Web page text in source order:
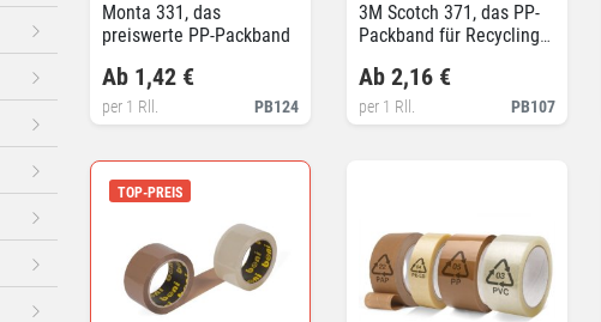
Monta 331, das
preiswerte PP-Packband
PB124
Ab 1,42 €
per 1 Rll.
3M Scotch 371, das PP-
Packband für Recycling
PB107
Ab 2,16 €
per 1 Rll.
TOP-PREIS